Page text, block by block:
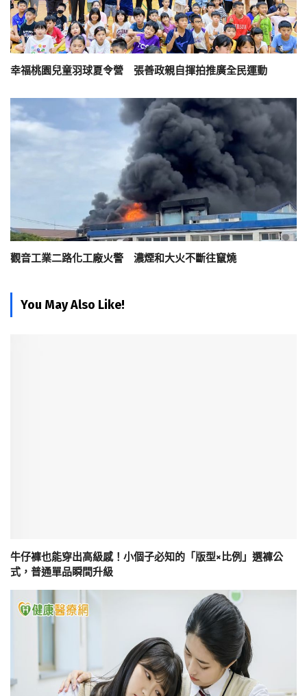
幸福桃園兒童羽球夏令營 張善政親自揮拍推廣全民運動
觀音工業二路化工廠火警 濃煙和大火不斷往竄燒
You May Also Like!
牛仔褲也能穿出高級感！小個子必知的「版型×比例」選褲公
式，普通單品瞬間升級